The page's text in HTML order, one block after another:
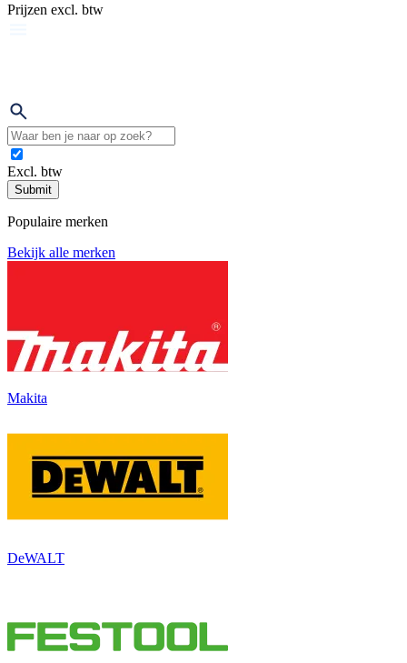
Prijzen excl. btw
Excl. btw
Submit
Populaire merken
Bekijk alle merken
Makita
DeWALT